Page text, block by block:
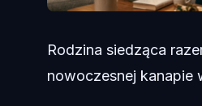
Rodzina siedząca
nowoczesnej kanapie